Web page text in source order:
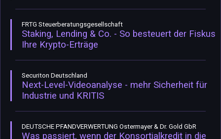
FRTG Steuerberatungsgesellschaft
Staking, Lending & Co. - So besteuert der Fiskus
Ihre Krypto-Erträge
Securiton Deutschland
Next-Level-Videoanalyse - mehr Sicherheit für
Industrie und KRITIS
DEUTSCHE PFANDVERWERTUNG Ostermayer & Dr. Gold GbR
Was passiert, wenn der Konsortialkredit in die